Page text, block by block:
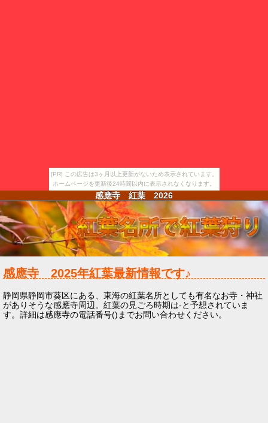
[PR] この広告は3ヶ月以上更新がないため表示されています。
ホームページを更新後24時間以内に表示されなくなります。
感應寺 紅葉 2026
感應寺 2025年紅葉最新情報です♪
静岡県静岡市葵区にある、東海の紅葉名所としても有名なお寺・神社
がありそうな感應寺周辺。紅葉の見ごろ時期は-と予想されていま
す。詳細は感應寺の電話番号()までお問い合わせください。